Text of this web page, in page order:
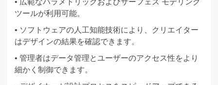
• 広範なパラメトリックおよびサーフェス モデリング
ツールが利用可能。
• ソフトウェアの人工知能技術により、クリエイター
はデザインの結果を確認できます。
• 管理者はデータ管理とユーザーのアクセス性をより
細かく制御できます。